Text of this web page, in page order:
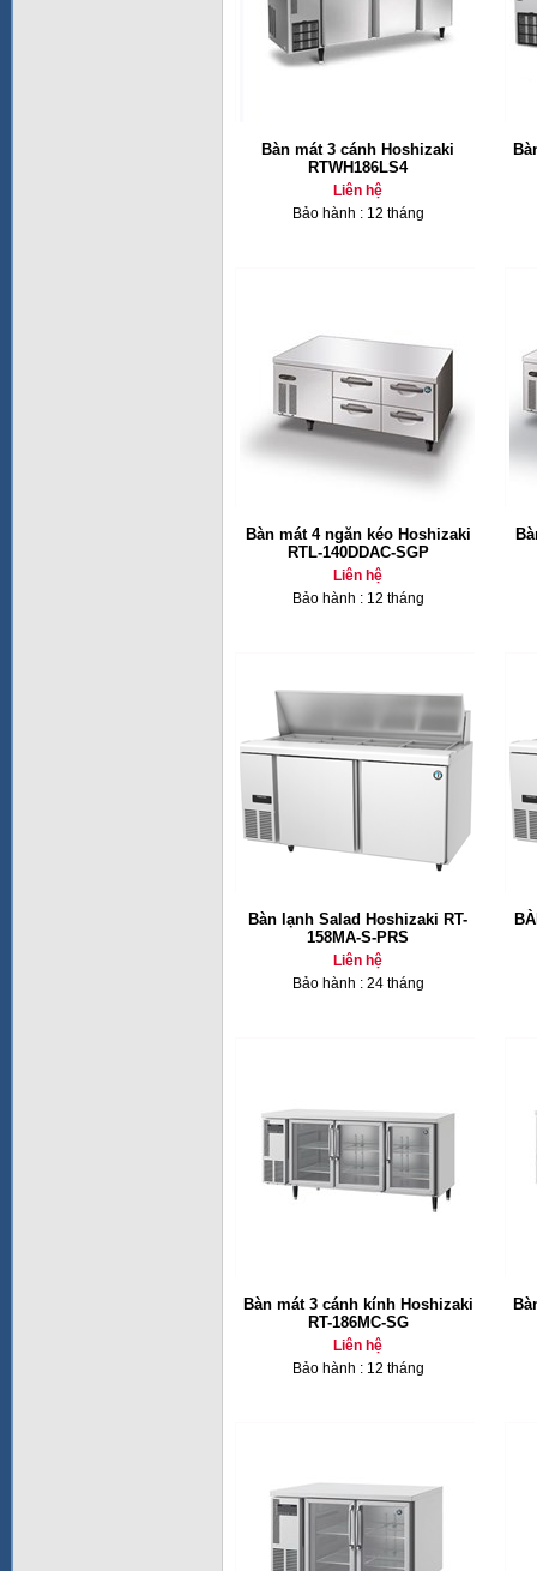
Bàn mát 3 cánh Hoshizaki
RTWH186LS4
Liên hệ
Bảo hành : 12 tháng
Bàn mát 4 ngăn kéo Hoshizaki
RTL-140DDAC-SGP
Liên hệ
Bảo hành : 12 tháng
Bàn lạnh Salad Hoshizaki RT-
158MA-S-PRS
Liên hệ
Bảo hành : 24 tháng
Bàn mát 3 cánh kính Hoshizaki
RT-186MC-SG
Liên hệ
Bảo hành : 12 tháng